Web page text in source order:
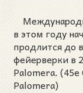
в этом году
продлится до
фейерверки в
Palomera. (45e
Palomera)